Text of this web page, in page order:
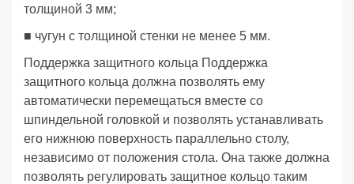
толщиной 3 мм;
■ чугун с толщиной стенки не менее 5 мм.
Поддержка защитного кольца Поддержка
защитного кольца должна позволять ему
автоматически перемещаться вместе со
шпиндельной головкой и позволять устанавливать
его нижнюю поверхность параллельно столу,
независимо от положения стола. Она также должна
позволять регулировать защитное кольцо таким